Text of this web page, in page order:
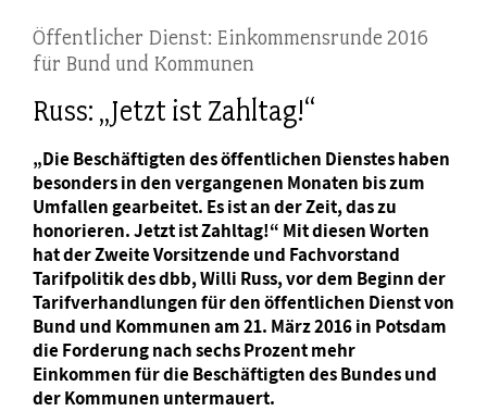
Öffentlicher Dienst: Einkommensrunde 2016
für Bund und Kommunen
Russ: „Jetzt ist Zahltag!“
„Die Beschäftigten des öffentlichen Dienstes haben
besonders in den vergangenen Monaten bis zum
Umfallen gearbeitet. Es ist an der Zeit, das zu
honorieren. Jetzt ist Zahltag!“ Mit diesen Worten
hat der Zweite Vorsitzende und Fachvorstand
Tarifpolitik des dbb, Willi Russ, vor dem Beginn der
Tarifverhandlungen für den öffentlichen Dienst von
Bund und Kommunen am 21. März 2016 in Potsdam
die Forderung nach sechs Prozent mehr
Einkommen für die Beschäftigten des Bundes und
der Kommunen untermauert.